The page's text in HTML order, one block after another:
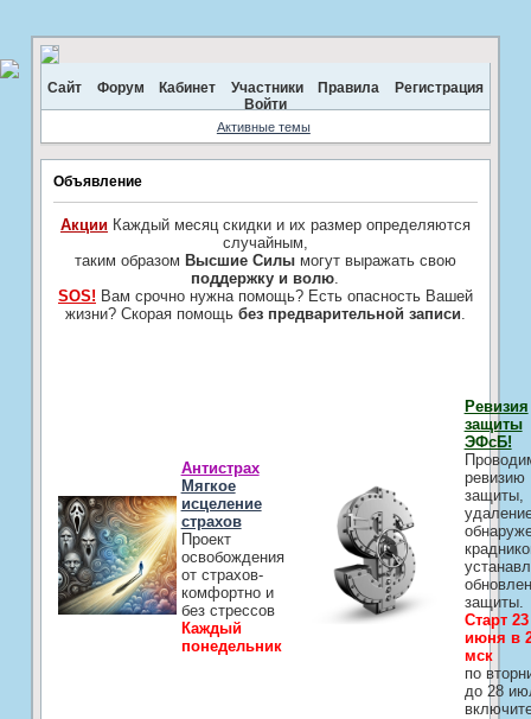
Сайт Форум Кабинет Участники Правила
Регистрация
Войти
Активные темы
Объявление
АкцииКаждый месяц скидки и их размер определяются
случайным,
таким образом Высшие Силымогут выражать свою
поддержку и волю
SOS! Вам срочно нужна помощь? Есть опасность Вашей
жизни? Скорая помощь без предварительной записи
Антистрах
Мягкое
исцеление
страхов
Проект
освобождения
от страхов-
комфортно и
без стрессов
Каждый
понедельник
Ревизия
защиты
ЭФсБ!
ревизию
защиты,
защиты.
Старт 23
июня в
мск
по
до 28